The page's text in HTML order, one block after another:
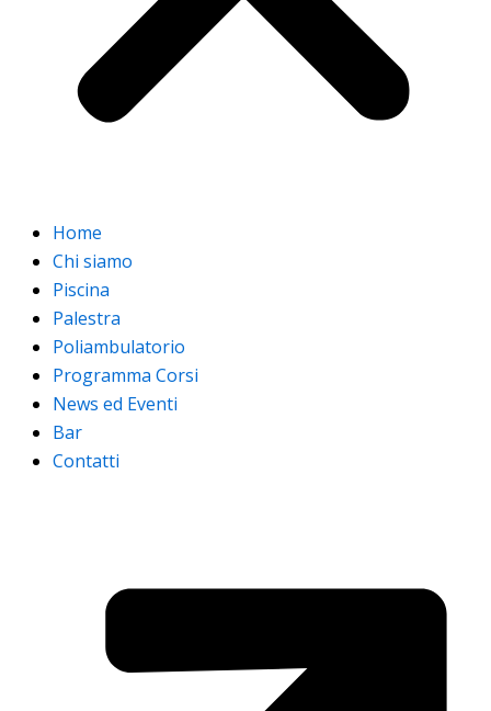
Home
Chi siamo
Piscina
Palestra
Poliambulatorio
Programma Corsi
News ed Eventi
Bar
Contatti